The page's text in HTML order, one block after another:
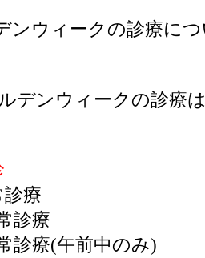
ウィークの診療に
デンウィークの診療
療
診療
療(午前中のみ)